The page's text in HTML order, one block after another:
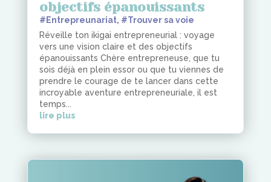
objectifs épanouissants
#Entrepreunariat, #Trouver sa voie
Réveille ton ikigai entrepreneurial : voyage
vers une vision claire et des objectifs
épanouissants Chère entrepreneuse, que tu
sois déjà en plein essor ou que tu viennes de
prendre le courage de te lancer dans cette
incroyable aventure entrepreneuriale, il est
temps...
lire plus